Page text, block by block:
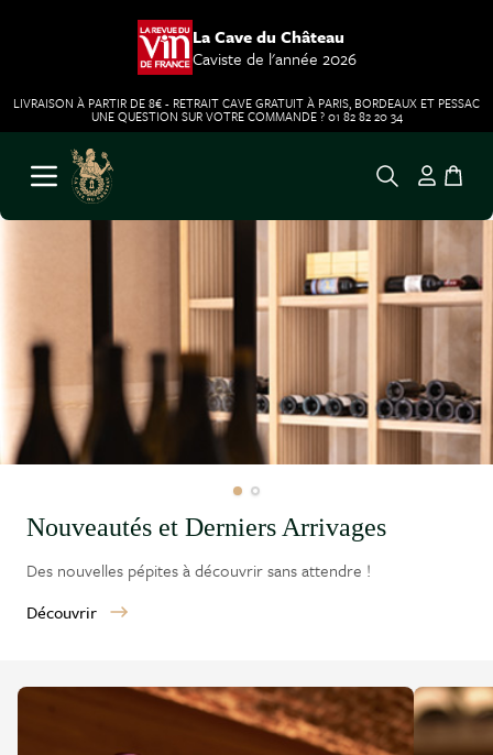
La Cave du Château
Caviste de l'année 2026
LIVRAISON À PARTIR DE 8€ - RETRAIT CAVE GRATUIT À PARIS, BORDEAUX ET PESSAC
UNE QUESTION SUR VOTRE COMMANDE ? 01 82 82 20 34
Aller au contenu
Ouvrir le menu
Nouveautés et Derniers Arrivages
Des nouvelles pépites à découvrir sans attendre !
Découvrir